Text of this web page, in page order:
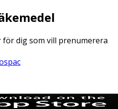
dig som vill prenumerera